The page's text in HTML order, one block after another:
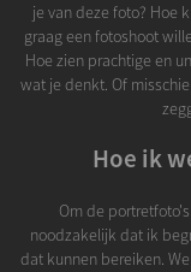
je van deze foto? Hoe
graag een fotoshoot
Hoe zien prachtige en
wat je denkt. Of
Hoe ik
Om de
noodzakelijk dat ik
dat kunnen bereiken.